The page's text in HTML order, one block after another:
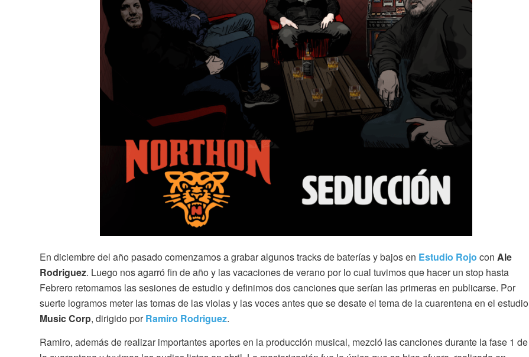
En diciembre del año pasado comenzamos a grabar algunos tracks de baterías y bajos en Estudio Rojo con Ale
Rodriguez. Luego nos agarró fin de año y las vacaciones de verano por lo cual tuvimos que hacer un stop hasta
Febrero retomamos las sesiones de estudio y definimos dos canciones que serían las primeras en publicarse. Por
suerte logramos meter las tomas de las violas y las voces antes que se desate el tema de la cuarentena en el estudio
Music Corp, dirigido porRamiro Rodriguez.
Ramiro, además de realizar importantes aportes en la producción musical, mezcló las canciones durante la fase 1 de